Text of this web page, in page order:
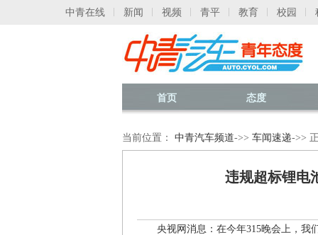
中青在线 新闻 视频 青平 教育 校园
首页 态度
当前位置： 中青汽车频道->> 车闻速递->>
违规超标锂电
央视网消息：在今年315晚会上，我